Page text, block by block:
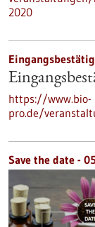
2020
https://www.bio-
pro.de/
Save the date -